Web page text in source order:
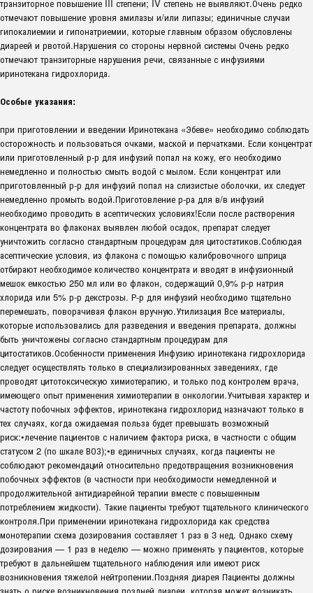
транзиторное повышение III степени; IV степень не выявляют.Очень редко
отмечают повышение уровня амилазы и/или липазы; единичные случаи
гипокалиемии и гипонатриемии, которые главным образом обусловлены
диареей и рвотой.Нарушения со стороны нервной системы Очень редко
отмечают транзиторные нарушения речи, связанные с инфузиями
иринотекана гидрохлорида.
Особые указания:
при приготовлении и введении Иринотекана «Эбеве» необходимо соблюдать
осторожность и пользоваться очками, маской и перчатками. Если концентрат
или приготовленный р-р для инфузий попал на кожу, его необходимо
немедленно и полностью смыть водой с мылом. Если концентрат или
приготовленный р-р для инфузий попал на слизистые оболочки, их следует
немедленно промыть водой.Приготовление р-ра для в/в инфузий
необходимо проводить в асептических условиях!Если после растворения
концентрата во флаконах выявлен любой осадок, препарат следует
уничтожить согласно стандартным процедурам для цитостатиков.Соблюдая
асептические условия, из флакона с помощью калибровочного шприца
отбирают необходимое количество концентрата и вводят в инфузионный
мешок емкостью 250 мл или во флакон, содержащий 0,9% р-р натрия
хлорида или 5% р-р декстрозы. Р-р для инфузий необходимо тщательно
перемешать, поворачивая флакон вручную.Утилизация Все материалы,
которые использовались для разведения и введения препарата, должны
быть уничтожены согласно стандартным процедурам для
цитостатиков.Особенности применения Инфузию иринотекана гидрохлорида
следует осуществлять только в специализированных заведениях, где
проводят цитотоксическую химиотерапию, и только под контролем врача,
имеющего опыт применения химиотерапии в онкологии.Учитывая характер и
частоту побочных эффектов, иринотекана гидрохлорид назначают только в
тех случаях, когда ожидаемая польза будет превышать возможный
риск:•лечение пациентов с наличием фактора риска, в частности с общим
статусом 2 (по шкале ВОЗ);•в единичных случаях, когда пациенты не
соблюдают рекомендаций относительно предотвращения возникновения
побочных эффектов (в частности при необходимости немедленной и
продолжительной антидиарейной терапии вместе с повышенным
потреблением жидкости). Такие пациенты требуют тщательного клинического
контроля.При применении иринотекана гидрохлорида как средства
монотерапии схема дозирования составляет 1 раз в 3 нед. Однако схему
дозирования — 1 раз в неделю — можно применять у пациентов, которые
требуют в дальнейшем тщательного наблюдения или имеют риск
возникновения тяжелой нейтропении.Поздняя диарея Пациенты должны